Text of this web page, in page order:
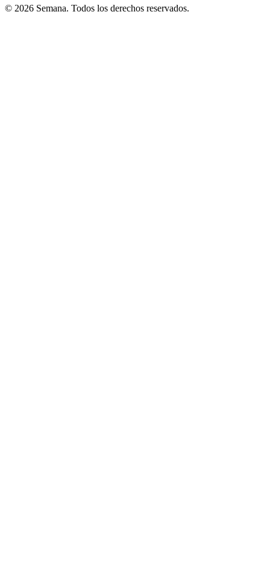
© 2026 Semana. Todos los derechos reservados.